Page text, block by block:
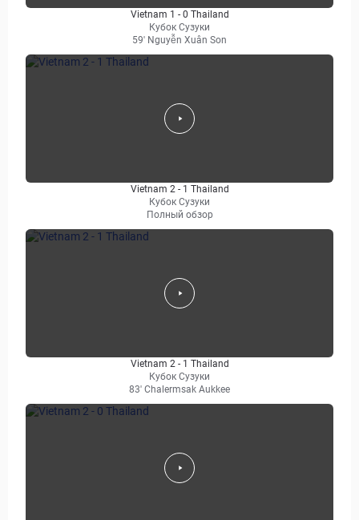
Vietnam 1 - 0 Thailand
Кубок Сузуки
59' Nguyễn Xuân Son
Vietnam 2 - 1 Thailand
Кубок Сузуки
Полный обзор
Vietnam 2 - 1 Thailand
Кубок Сузуки
83' Chalermsak Aukkee